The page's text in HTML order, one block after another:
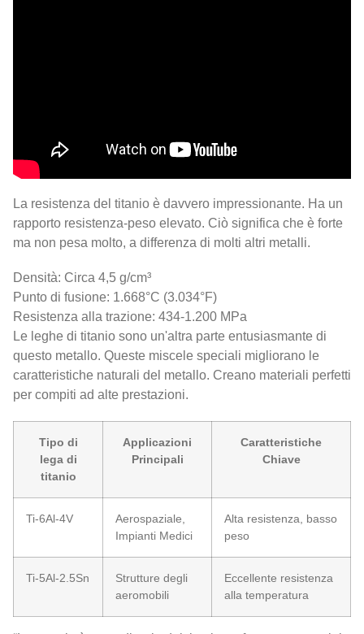
La resistenza del titanio è davvero impressionante. Ha un
rapporto resistenza-peso elevato. Ciò significa che è forte
ma non pesa molto, a differenza di molti altri metalli.
Densità: Circa 4,5 g/cm³
Punto di fusione: 1.668°C (3.034°F)
Resistenza alla trazione: 434-1.200 MPa
Le leghe di titanio sono un'altra parte entusiasmante di
questo metallo. Queste miscele speciali migliorano le
caratteristiche naturali del metallo. Creano materiali perfetti
per compiti ad alte prestazioni.
Tipo di
lega di
titanio
Applicazioni
Principali
Caratteristiche
Chiave
Ti-6Al-4V
Aerospaziale,
Impianti Medici
Alta resistenza, basso
peso
Ti-5Al-2.5Sn
Strutture degli
aeromobili
Eccellente resistenza
alla temperatura